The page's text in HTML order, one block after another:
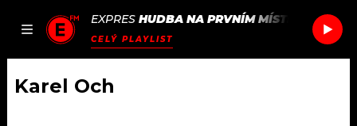
JAK
SEZNAM.CZ
EXPRES HUDBA NA PRVNÍM MÍSTĚ
CELÝ PLAYLIST
Karel Och